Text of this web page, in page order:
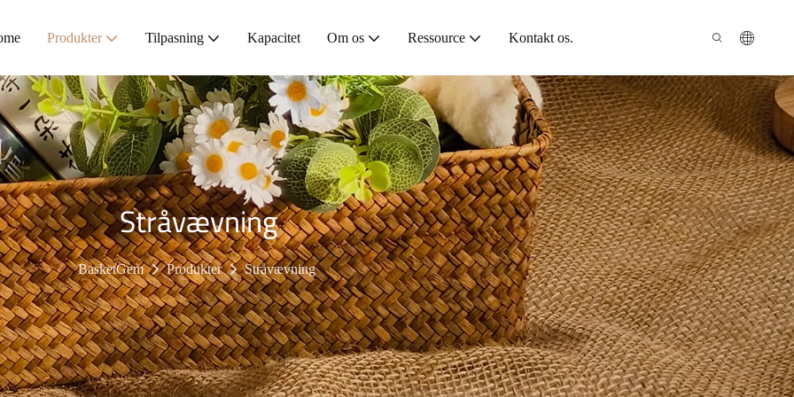
Produkter Tilpasning Kapacitet Om os Ressource Kontakt os.
Stråvævning
BasketGem Produkter Stråvævning